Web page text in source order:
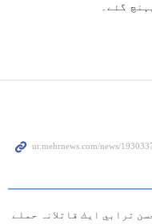
گئے۔
ترابي ايك قاتلانہ حملے